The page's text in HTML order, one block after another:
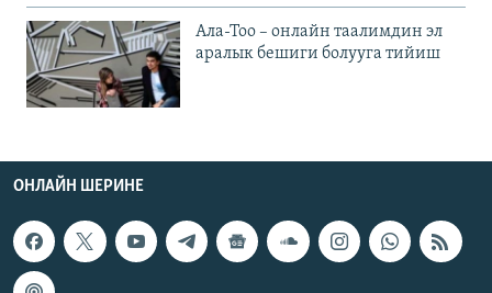
Ала-Тоо – онлайн таалимдин эл
аралык бешиги болууга тийиш
ОНЛАЙН ШЕРИНЕ